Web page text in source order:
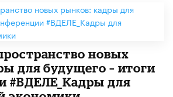
новых
для будущего – итоги
#ВДЕЛЕ_Кадры для